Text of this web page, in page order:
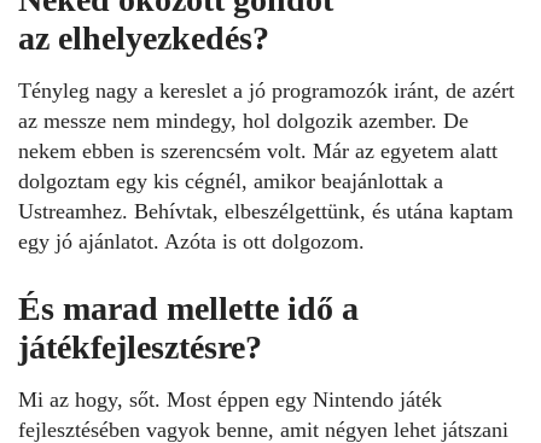
az elhelyezkedés?
Tényleg nagy a kereslet a jó programozók iránt, de azért
az messze nem mindegy, hol dolgozik azember. De
nekem ebben is szerencsém volt. Már az egyetem alatt
dolgoztam egy kis cégnél, amikor beajánlottak a
Ustreamhez. Behívtak, elbeszélgettünk, és utána kaptam
egy jó ajánlatot. Azóta is ott dolgozom.
És marad mellette idő a
játékfejlesztésre?
Mi az hogy, sőt. Most éppen egy Nintendo játék
fejlesztésében vagyok benne, amit négyen lehet játszani